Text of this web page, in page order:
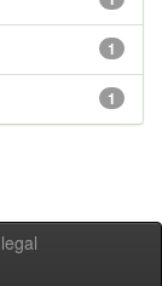
1
1